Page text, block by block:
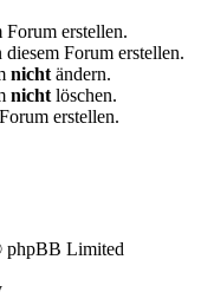
Forum erstellen.
Forum erstellen.
nicht ändern.
nicht löschen.
erstellen.
phpBB Limited